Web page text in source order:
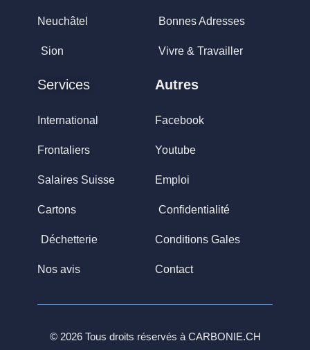
Neuchâtel
Sion
Bonnes Adresses
Vivre & Travailler
Services
International
Frontaliers
Salaires Suisse
Cartons
Déchetterie
Nos avis
Autres
Facebook
Youtube
Emploi
Confidentialité
Conditions Gales
Contact
© 2026 Tous droits réservés à CARBONIE.CH